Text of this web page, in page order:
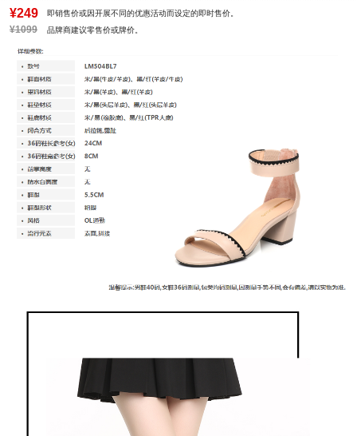
防水台高度：无
跟高范围：中跟鞋（3-5CM）
风格：OL通勤
¥249 即销售价或因开展不同的优惠活动而设定的即时售价。
¥1099 品牌商建议零售价或牌价。